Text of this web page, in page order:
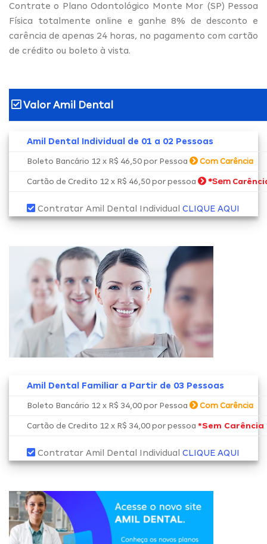
Contrate o Plano Odontológico Monte Mor (SP) Pessoa
Física totalmente online e ganhe 8% de desconto e
carência de apenas 24 horas, no pagamento com cartão
de crédito ou boleto à vista.
Valor Amil Dental
Amil Dental Individual de 01 a 02 Pessoas
Boleto Bancário 12 x R$ 46,50 por Pessoa Com Carência
Cartão de Credito 12 x R$ 46,50 por pessoa *Sem
Contratar Amil Dental Individual CLIQUE AQUI
Amil Dental Familiar a Partir de 03 Pessoas
Boleto Bancário 12 x R$ 34,00 por Pessoa Com Carência
Cartão de Credito 12 x R$ 34,00 por pessoa *Sem Carência
Contratar Amil Dental Individual CLIQUE AQUI